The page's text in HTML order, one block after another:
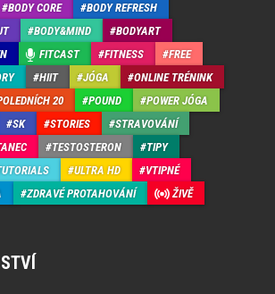
BODY CORE
BODY REFRESH
BODY&MIND
BODYART
FITCAST FITNESS
FREE
HIIT JÓGA
ONLINE TRÉNINK
20 POUND
POWER JÓGA
SK STORIES
STRAVOVÁNÍ
TESTOSTERON
TIPY
ULTRA HD
VTIPNÉ
ZDRAVÉ PROTAHOVÁNÍ ŽIVĚ